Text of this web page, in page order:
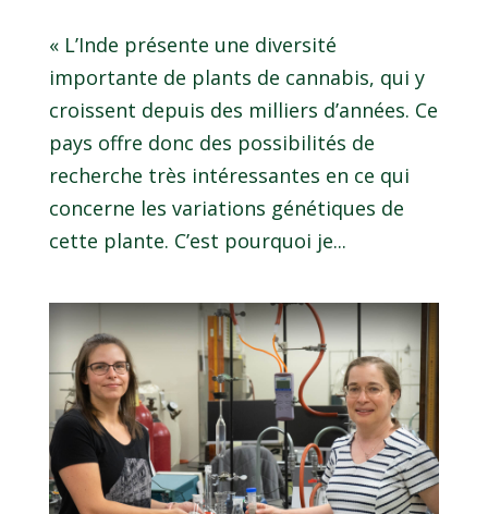
« L’Inde présente une diversité
importante de plants de cannabis, qui y
croissent depuis des milliers d’années. Ce
pays offre donc des possibilités de
recherche très intéressantes en ce qui
concerne les variations génétiques de
cette plante. C’est pourquoi je...